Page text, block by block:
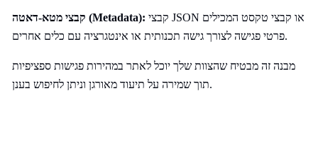
קבצי מטא-דאטה (Metadata):
פרטי פגישה לצורך גישה תכנותית או אינטגרציה עם כלים אחרים.
מבנה זה מבטיח שהצוות שלך יוכל לאתר במהירות פגישות ספציפיות
תוך שמירה על תיעוד מאורגן וניתן לחיפוש בענן.